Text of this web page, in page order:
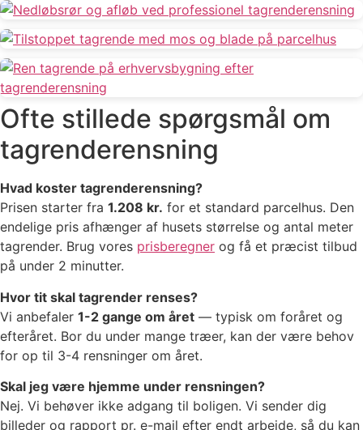
Ofte stillede spørgsmål om
tagrenderensning
Hvad koster tagrenderensning?
Prisen starter fra 1.208 kr. for et standard parcelhus. Den
endelige pris afhænger af husets størrelse og antal meter
tagrender. Brug vores prisberegner og få et præcist tilbud
på under 2 minutter.
Hvor tit skal tagrender renses?
Vi anbefaler 1-2 gange om året — typisk om foråret og
efteråret. Bor du under mange træer, kan der være behov
for op til 3-4 rensninger om året.
Skal jeg være hjemme under rensningen?
Nej. Vi behøver ikke adgang til boligen. Vi sender dig
billeder og rapport pr. e-mail efter endt arbejde, så du kan